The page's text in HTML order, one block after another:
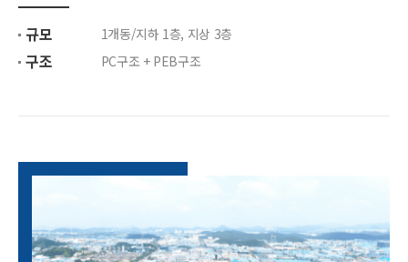
규모 1개동/지하 1층, 지상 3층
구조 PC구조 + PEB구조